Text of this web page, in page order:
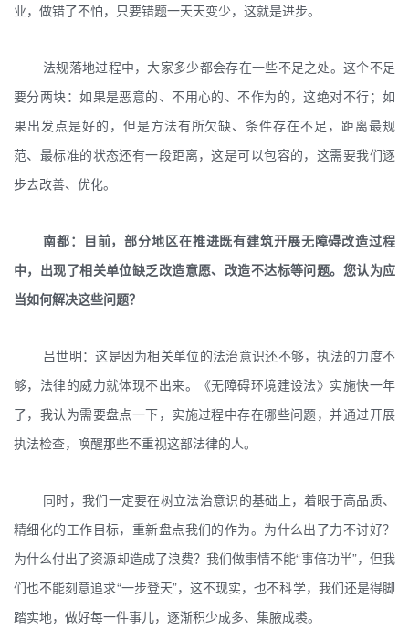
业，做错了不怕，只要错题一天天变少，这就是进步。
法规落地过程中，大家多少都会存在一些不足之处。这个不足
要分两块：如果是恶意的、不用心的、不作为的，这绝对不行；如
果出发点是好的，但是方法有所欠缺、条件存在不足，距离最规
范、最标准的状态还有一段距离，这是可以包容的，这需要我们逐
步去改善、优化。
南都：目前，部分地区在推进既有建筑开展无障碍改造过程
中，出现了相关单位缺乏改造意愿、改造不达标等问题。您认为应
当如何解决这些问题？
吕世明：这是因为相关单位的法治意识还不够，执法的力度不
够，法律的威力就体现不出来。《无障碍环境建设法》实施快一年
了，我认为需要盘点一下，实施过程中存在哪些问题，并通过开展
执法检查，唤醒那些不重视这部法律的人。
同时，我们一定要在树立法治意识的基础上，着眼于高品质、
精细化的工作目标，重新盘点我们的作为。为什么出了力不讨好？
为什么付出了资源却造成了浪费？我们做事情不能“事倍功半”，但我
们也不能刻意追求“一步登天”，这不现实，也不科学，我们还是得脚
踏实地，做好每一件事儿，逐渐积少成多、集腋成裘。